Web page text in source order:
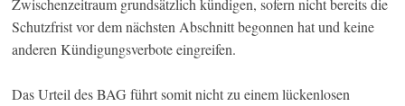
Zwischenzeitraum grundsätzlich kündigen, sofern nicht bereits die
Schutzfrist vor dem nächsten Abschnitt begonnen hat und keine
anderen Kündigungsverbote eingreifen.
Das Urteil des BAG führt somit nicht zu einem lückenlosen